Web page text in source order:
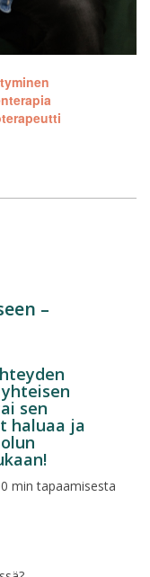
–
sen
haluaa ja
min tapaamisesta